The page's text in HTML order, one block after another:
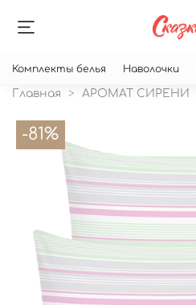
Комплекты белья Наволочки
Главная АРОМАТ СИРЕНИ
-81%